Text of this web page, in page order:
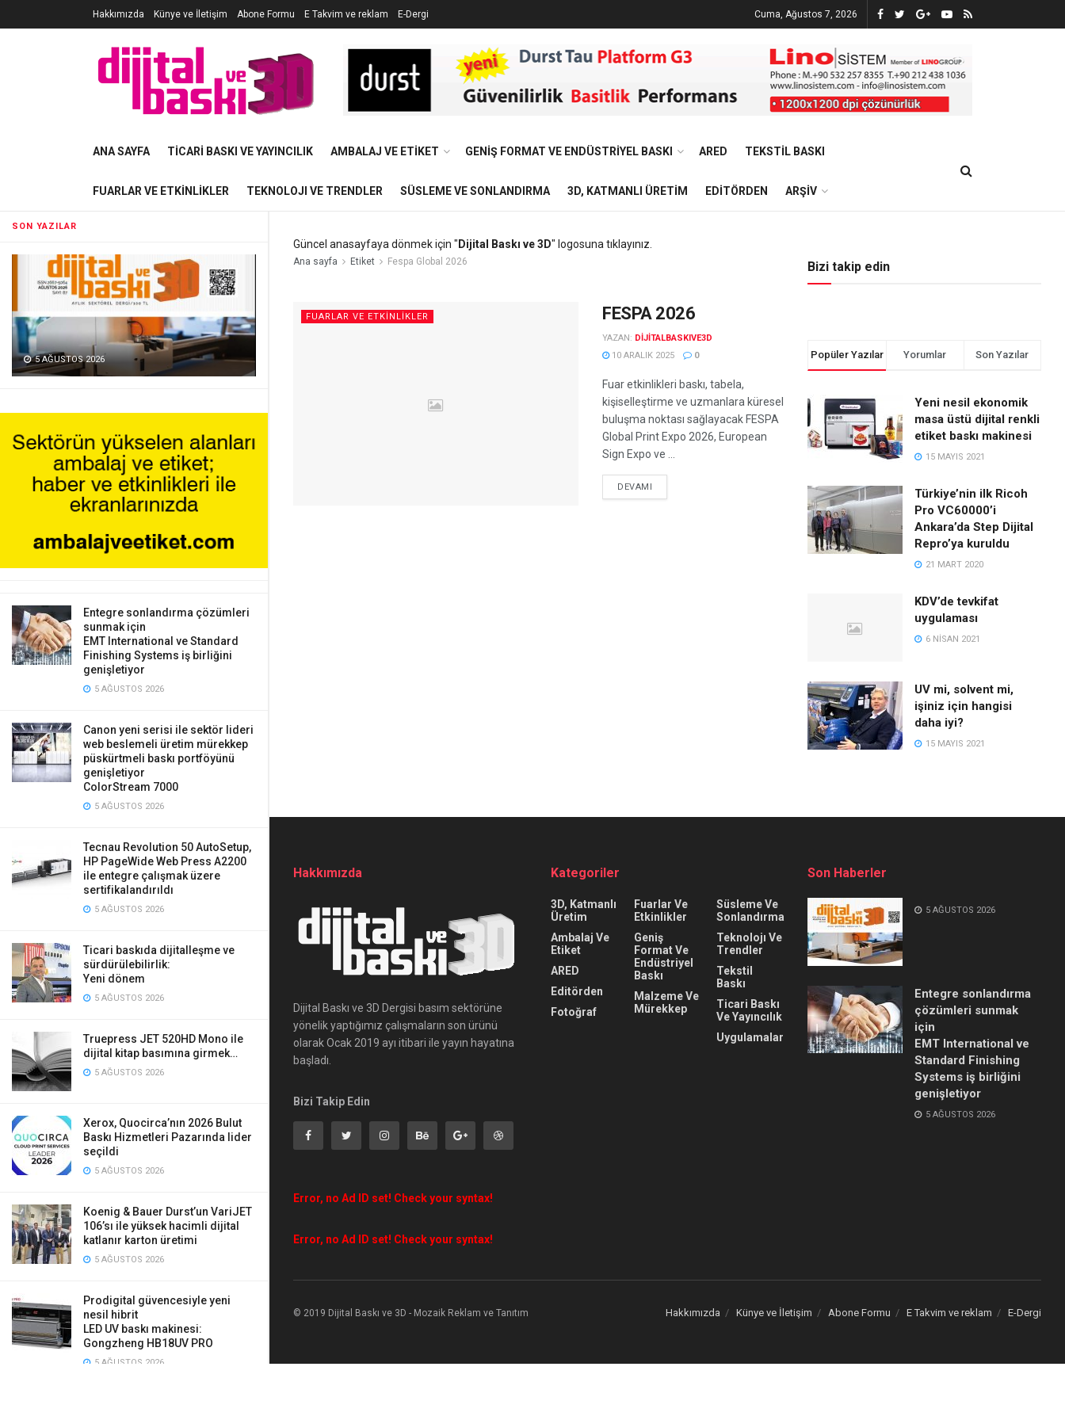
SON YAZILAR
5 AĞUSTOS 2026
Entegre sonlandırma çözümleri
sunmak için
EMT International ve Standard
Finishing Systems iş birliğini
genişletiyor
5 AĞUSTOS 2026
Canon yeni serisi ile sektör lideri
web beslemeli üretim mürekkep
püskürtmeli baskı portföyünü
genişletiyor
ColorStream 7000
5 AĞUSTOS 2026
Tecnau Revolution 50 AutoSetup,
HP PageWide Web Press A2200
ile entegre çalışmak üzere
sertifikalandırıldı
5 AĞUSTOS 2026
Ticari baskıda dijitalleşme ve
sürdürülebilirlik:
Yeni dönem
5 AĞUSTOS 2026
Truepress JET 520HD Mono ile
dijital kitap basımına girmek…
5 AĞUSTOS 2026
Xerox, Quocirca’nın 2026 Bulut
Baskı Hizmetleri Pazarında lider
seçildi
5 AĞUSTOS 2026
Koenig & Bauer Durst’un VariJET
106’sı ile yüksek hacimli dijital
katlanır karton üretimi
5 AĞUSTOS 2026
Prodigital güvencesiyle yeni
nesil hibrit
LED UV baskı makinesi:
Gongzheng HB18UV PRO
5 AĞUSTOS 2026
Hakkımızda Künye ve İletişim Abone Formu E Takvim ve reklam E-Dergi Cuma, Ağustos 7, 2026
ANA SAYFA TICARI BASKI VE YAYINCILIK AMBALAJ VE ETIKET GENIŞ FORMAT VE ENDÜSTRIYEL BASKI ARED TEKSTIL BASKI
FUARLAR VE ETKINLIKLER TEKNOLOJI VE TRENDLER SÜSLEME VE SONLANDIRMA 3D, KATMANLI ÜRETIM EDITÖRDEN ARŞIV
Güncel anasayfaya dönmek için " Dijital Baskı ve 3D" logosuna tıklayınız.
Ana sayfa Etiket Fespa Global 2026
FUARLAR VE ETKINLIKLER FESPA 2026
YAZAN: DIJITALBASKIVE3D
10 ARALIK 2025
0
Fuar etkinlikleri baskı, tabela,
kişiselleştirme ve uzmanlara küresel
buluşma noktası sağlayacak FESPA
Global Print Expo 2026, European
Sign Expo ve ...
DEVAMI
Bizi takip edin
Popüler Yazılar Yorumlar Son Yazılar
Yeni nesil ekonomik
masa üstü dijital renkli
etiket baskı makinesi
15 MAYIS 2021
Türkiye’nin ilk Ricoh
Pro VC60000’i
Ankara’da Step Dijital
Repro’ya kuruldu
21 MART 2020
KDV’de tevkifat
uygulaması
6 NISAN 2021
UV mi, solvent mi,
işiniz için hangisi
daha iyi?
15 MAYIS 2021
Hakkımızda
Dijital Baskı ve 3D Dergisi basım sektörüne
yönelik yaptığımız çalışmaların son ürünü
olarak Ocak 2019 ayı itibari ile yayın hayatına
başladı.
Bizi Takip Edin
Error, no Ad ID set! Check your syntax!
Error, no Ad ID set! Check your syntax!
Kategoriler
3D, Katmanlı
Üretim
Ambalaj Ve
Etiket
ARED
Editörden
Fotoğraf
Fuarlar Ve
Etkinlikler
Geniş
Format Ve
Endüstriyel
Baskı
Malzeme Ve
Mürekkep
Süsleme Ve
Sonlandırma
Teknolojı Ve
Trendler
Tekstil
Baskı
Ticari Baskı
Ve Yayıncılık
Uygulamalar
Son Haberler
5 AĞUSTOS 2026
Entegre sonlandırma
çözümleri sunmak
için
EMT International ve
Standard Finishing
Systems iş birliğini
genişletiyor
5 AĞUSTOS 2026
Hakkımızda Künye ve İletişim Abone Formu E Takvim ve reklam E-Dergi
© 2019 Dijital Baskı ve 3D - Mozaik Reklam ve Tanıtım